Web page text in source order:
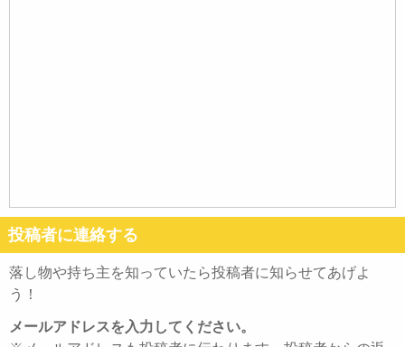
投稿者に連絡する
落し物や持ち主を知っていたら投稿者に知らせてあげよ
う！
メールアドレスを入力してください。